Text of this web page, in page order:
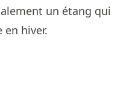
un étang qui
hiver.